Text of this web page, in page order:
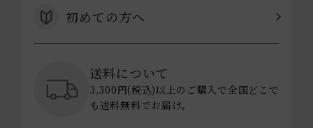
初めての方へ
送料について
3,300円(税込)以上のご購入で全国どこで
も送料無料でお届け。